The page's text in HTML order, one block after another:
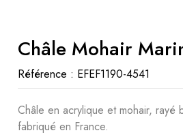
Châle Mohair
Référence : EFEF1190-4541
Châle en acrylique et mohair,
fabriqué en France.